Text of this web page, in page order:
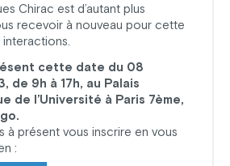
Chirac est d’autant plus
recevoir à nouveau pour cette
cette date du 08
de 9h à 17h, au Palais
de l’Université à Paris 7ème,
à présent vous inscrire en vous
: